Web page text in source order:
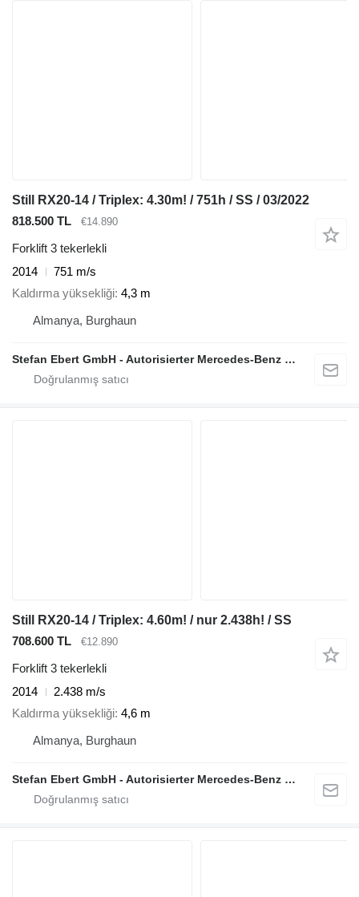
Still RX20-14 / Triplex: 4.30m! / 751h / SS / 03/2022
818.500 TL
€14.890
Forklift 3 tekerlekli
2014
751 m/s
Kaldırma yüksekliği 4,3 m
Almanya, Burghaun
Stefan Ebert GmbH - Autorisierter Mercedes-Benz Servicepartner
Still RX20-14 / Triplex: 4.60m! / nur 2.438h! / SS
708.600 TL
€12.890
Forklift 3 tekerlekli
2014
2.438 m/s
Kaldırma yüksekliği 4,6 m
Almanya, Burghaun
Stefan Ebert GmbH - Autorisierter Mercedes-Benz Servicepartner